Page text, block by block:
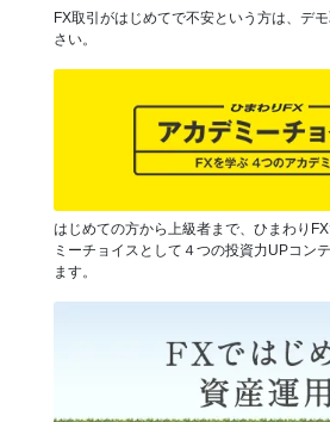
FX取引がはじめてで不安という方は、デ
さい。
はじめての方から上級者まで、ひまわり
ミーチョイスとして４つの投資力UPコン
ます。